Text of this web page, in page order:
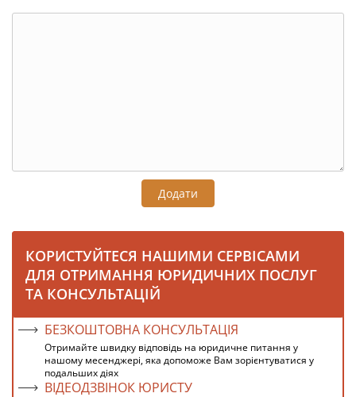
Додати
КОРИСТУЙТЕСЯ НАШИМИ СЕРВІСАМИ
ДЛЯ ОТРИМАННЯ ЮРИДИЧНИХ ПОСЛУГ
ТА КОНСУЛЬТАЦІЙ
БЕЗКОШТОВНА КОНСУЛЬТАЦІЯ
Отримайте швидку відповідь на юридичне питання у
нашому месенджері, яка допоможе Вам зорієнтуватися у
подальших діях
ВІДЕОДЗВІНОК ЮРИСТУ